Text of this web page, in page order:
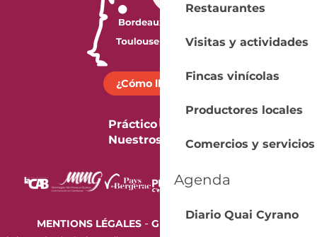
Restaurantes
Visitas y actividades
Fincas vinícolas
Productores locales
Comercios y servicios
Agenda
Diario Quai Cyrano
¿Cómo llegar?
Práctico
Nuestros folletos
MENTIONS LÉGALES- GESTION DES COOKIES